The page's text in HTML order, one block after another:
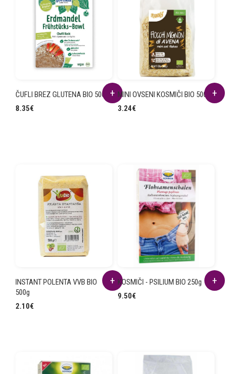
ČUFLI BREZ GLUTENA BIO 500g
8.35€
MINI OVSENI KOSMIČI BIO 500g
3.24€
INSTANT POLENTA VVB BIO
500g
2.10€
KOSMIČI - PSILIUM BIO 250g
9.50€